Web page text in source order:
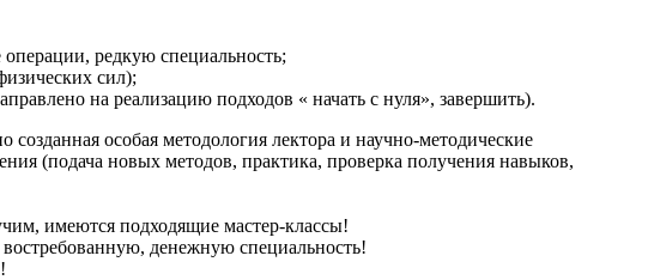
редкую специальность;
сил);
на реализацию подходов « начать с нуля», завершить).
особая методология лектора и научно-методические
(подача новых методов, практика, проверка получения навыков,
имеются подходящие мастер-классы!
денежную специальность!